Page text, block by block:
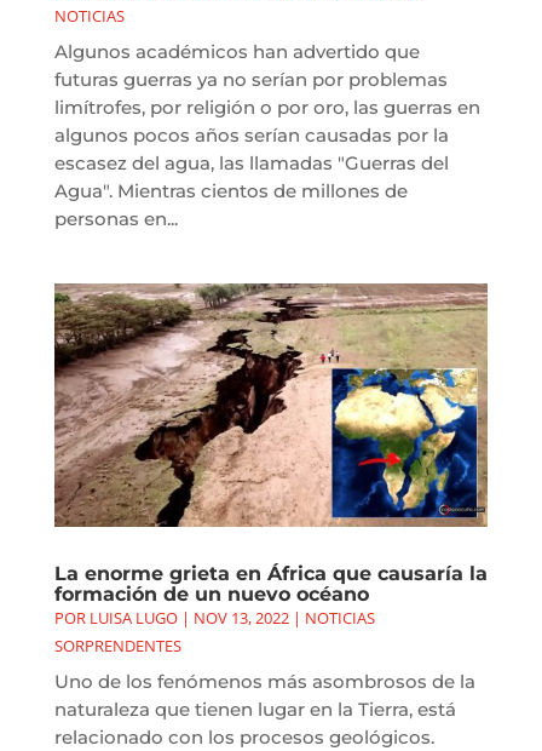
NOTICIAS
Algunos académicos han advertido que
futuras guerras ya no serían por problemas
limítrofes, por religión o por oro, las guerras en
algunos pocos años serían causadas por la
escasez del agua, las llamadas "Guerras del
Agua". Mientras cientos de millones de
personas en...
La enorme grieta en África que causaría la
formación de un nuevo océano
POR LUISA LUGO| NOV 13, 2022| NOTICIAS
SORPRENDENTES
Uno de los fenómenos más asombrosos de la
naturaleza que tienen lugar en la Tierra, está
relacionado con los procesos geológicos.